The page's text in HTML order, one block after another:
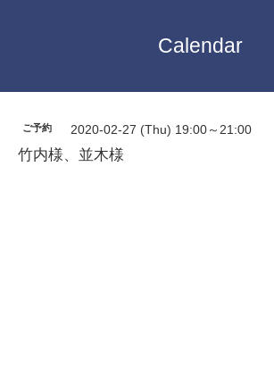
Calendar
ご予約 2020-02-27 (Thu) 19:00～21:00
竹内様、並木様